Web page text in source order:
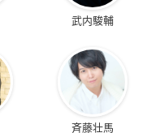
武内駿輔
斉藤壮馬